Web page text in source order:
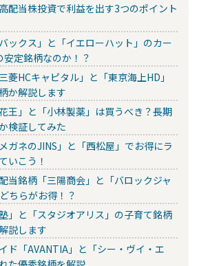
配当株投資で利益を出す3つのポイント
ックス」と「イエローハット」のカー
定銘柄なのか！？
菱HCキャピタル」と「東京海上HD」
か解説します
王」と「小林製薬」は買うべき？長期
検証してみた
ガネのJINS」と「西松屋」でお得にラ
いこう！
当銘柄「三陽商会」と「バロックジャ
ちらがお得！？
」と「スタジオアリス」の子育て銘柄
説します
ド「AVANTIA」と「シー・ヴイ・エ